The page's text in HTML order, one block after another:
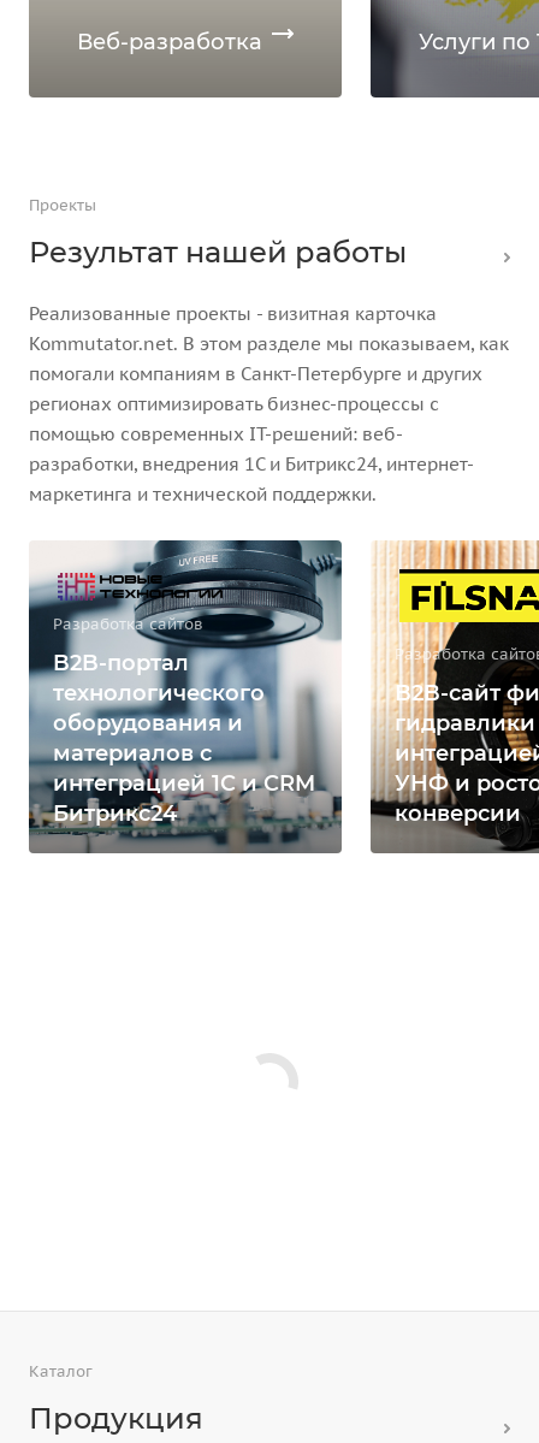
Веб-разработка Услуги по
Проекты
Результат нашей работы
Реализованные проекты - визитная карточка
Kommutator.net. В этом разделе мы показываем, как
помогали компаниям в Санкт-Петербурге и других
регионах оптимизировать бизнес-процессы с
помощью современных IT-решений: веб-
разработки, внедрения 1С и Битрикс24, интернет-
маркетинга и технической поддержки.
Разработка сайтов
B2B-портал
технологического
оборудования и
материалов с
интеграцией 1С и CRM
Битрикс24
Разработка
B2B-сайт
гидравлики
УНФ и
конверсии
Каталог
Продукция